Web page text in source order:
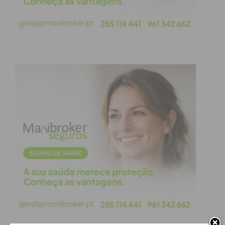
Uma vez removido, o veículo será depositado em
levantar a viatura num prazo de45 dias úteis.Caso
exista risco de deterioração que possa
comprometer o valor da venda em hasta pública,
este prazo é encurtado para
30 dias úteis
Se o veículo não for reclamado e as devidas taxas
de bloqueamento, remoção e depósito pagas, a
viatura é considerada
Estado ou do Município.Estas viaturas poderão
ser posteriormente leiloadas em hasta pública ou
encaminhadas para abate, caso se encontrem em